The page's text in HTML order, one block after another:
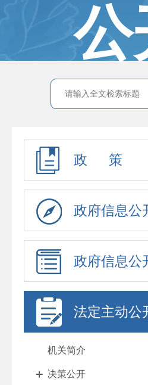
公
政 策
政府信息公
政府信息公
法定主动公
机关简介
决策公开